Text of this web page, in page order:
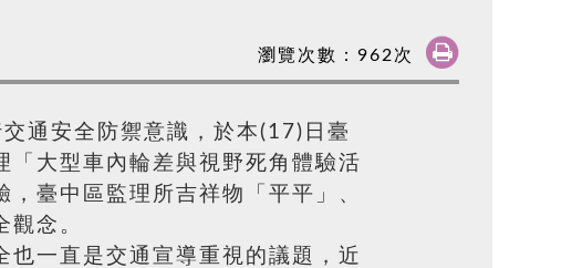
瀏覽次數： 962次
通安全防禦意識，於本(17)日臺
「大型車內輪差與視野死角體驗活
臺中區監理所吉祥物「平平」、
念。
一直是交通宣導重視的議題，近